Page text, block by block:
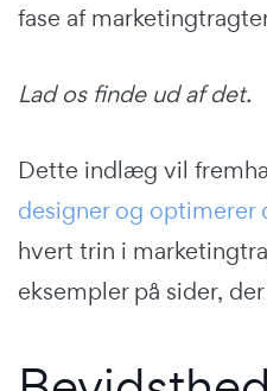
fase af
Lad os finde ud af det.
Dette indlæg vil
designer og optimerer
hvert trin i
eksempler på sider,